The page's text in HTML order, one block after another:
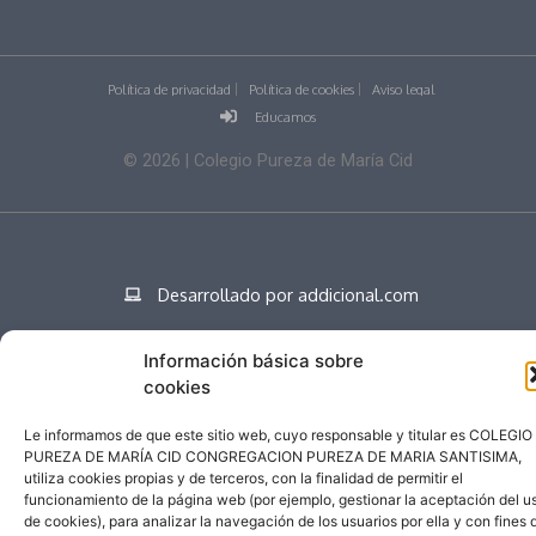
Información básica sobre
cookies
Le informamos de que este sitio web, cuyo responsable y titular es COLEGIO
PUREZA DE MARÍA CID CONGREGACION PUREZA DE MARIA SANTISIMA,
utiliza cookies propias y de terceros, con la finalidad de permitir el
funcionamiento de la página web (por ejemplo, gestionar la aceptación del
de cookies), para analizar la navegación de los usuarios por ella y con fines
Política de privacidad Política de cookies
Aviso legal
Educamos
© 2026 | Colegio Pureza de María Cid
Desarrollado por addicional.com